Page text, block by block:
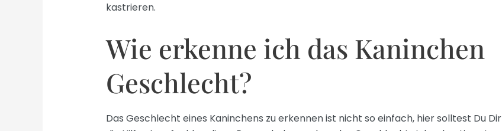
kastrieren.
Wie erkenne ich das Kaninchen
Geschlecht?
Das Geschlecht eines Kaninchens zu erkennen ist nicht so einfach, hier solltest Du Dir